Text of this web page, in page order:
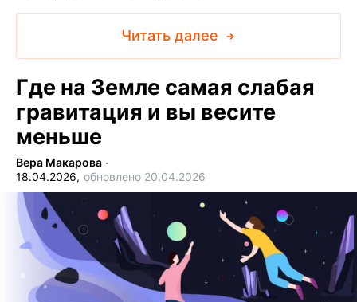
Читать далее
Где на Земле самая слабая
гравитация и вы весите
меньше
Вера Макарова ∙
18.04.2026, обновлено 20.04.2026